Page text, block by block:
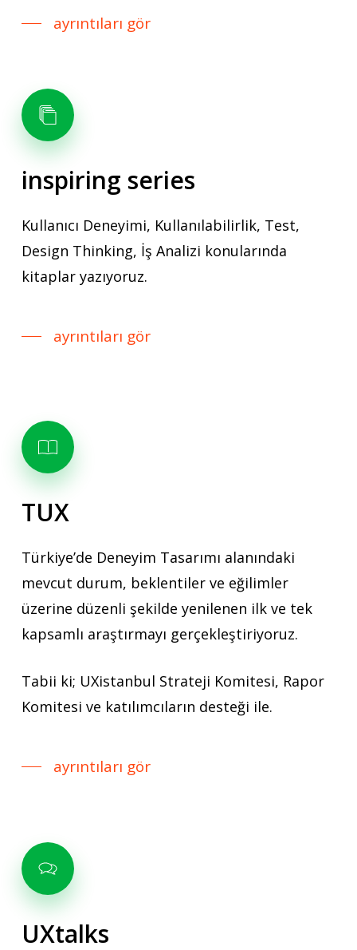
ayrıntıları gör
inspiring series
Kullanıcı Deneyimi, Kullanılabilirlik, Test,
Design Thinking, İş Analizi konularında
kitaplar yazıyoruz.
ayrıntıları gör
TUX
Türkiye’de Deneyim Tasarımı alanındaki
mevcut durum, beklentiler ve eğilimler
üzerine düzenli şekilde yenilenen ilk ve tek
kapsamlı araştırmayı gerçekleştiriyoruz.
Tabii ki; UXistanbul Strateji Komitesi, Rapor
Komitesi ve katılımcıların desteği ile.
ayrıntıları gör
UXtalks